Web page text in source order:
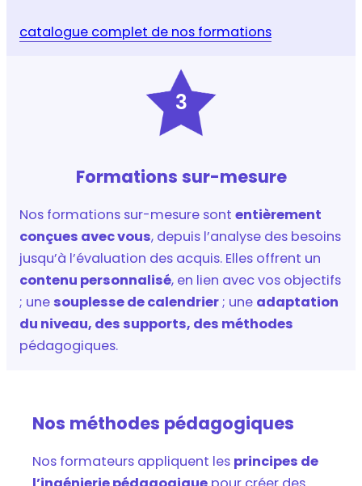
catalogue complet de nos formations
3
Formations sur-mesure
Nos formations sur-mesure sont entièrement
conçues avec vous, depuis l’analyse des besoins
jusqu’à l’évaluation des acquis. Elles offrent un
contenu personnalisé, en lien avec vos objectifs
; une souplesse de calendrier; une adaptation
du niveau, des supports, des méthodes
pédagogiques.
Nos méthodes pédagogiques
Nos formateurs appliquent les principes de